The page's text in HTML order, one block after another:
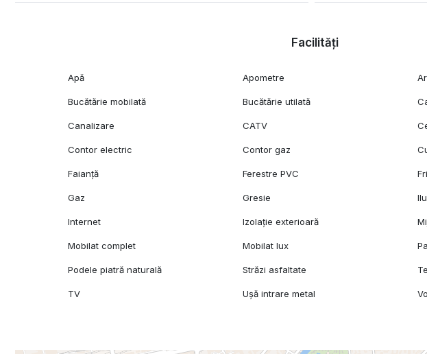
Facilități
Apă Apometre
Bucătărie mobilată Bucătărie utilată
Canalizare CATV
Contor electric Contor gaz
Faianță Ferestre PVC
Gaz Gresie
Internet Izolație exterioară
Mobilat complet Mobilat lux
Podele piatră naturală Străzi asfaltate
TV Ușă intrare metal